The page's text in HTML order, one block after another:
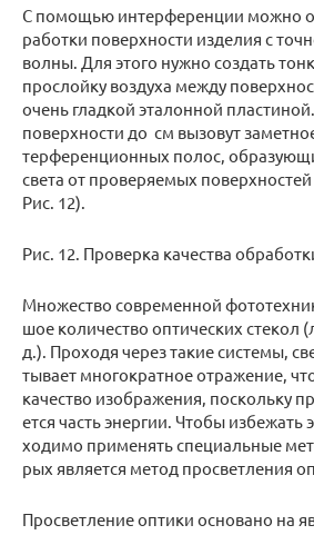
С по­мо­щью ин­тер­фе­рен­ции можно
ра­бот­ки по­верх­но­сти из­де­лия с
волны. Для этого нужно со­здать
про­слой­ку воз­ду­ха между
очень глад­кой эта­лон­ной
по­верх­но­сти до см вы­зо­вут
тер­фе­рен­ци­он­ных полос,
света от про­ве­ря­е­мых
Рис. 12).
Рис. 12. Про­вер­ка ка­че­ства
Мно­же­ство со­вре­мен­ной
шое ко­ли­че­ство оп­ти­че­ских сте­кол
д.). Про­хо­дя через такие си­сте­мы,
ты­ва­ет мно­го­крат­ное от­ра­же­ние,
ка­че­ство изоб­ра­же­ния, по­сколь­ку
ет­ся часть энер­гии. Чтобы из­бе­жать
хо­ди­мо при­ме­нять спе­ци­аль­ные
рых яв­ля­ет­ся метод про­свет­ле­ния
Про­свет­ле­ние оп­ти­ки ос­но­ва­но на